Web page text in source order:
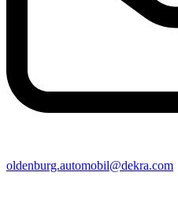
oldenburg​.automobil@​dekra.com